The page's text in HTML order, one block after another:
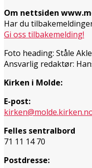
Om nettsiden
Har du
Gi oss tilbakemelding!
Foto heading: Ståle
Ansvarlig redaktør:
Kirken i Molde:
E-post:
Felles sentralbord
71 11 14 70
Postdresse: